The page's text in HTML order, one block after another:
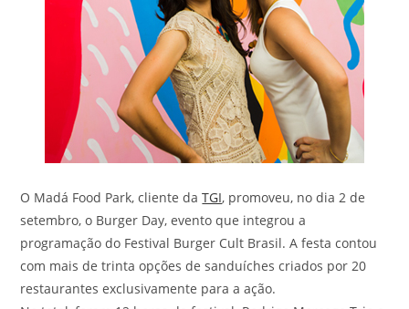
O Madá Food Park, cliente daTGI, promoveu, no dia 2 de
setembro, o Burger Day, evento que integrou a
programação do Festival Burger Cult Brasil. A festa contou
com mais de trinta opções de sanduíches criados por 20
restaurantes exclusivamente para a ação.